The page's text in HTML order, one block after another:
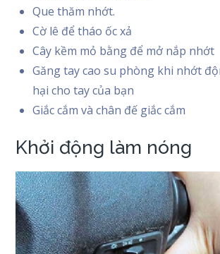
Que thăm nhớt.
Cờ lê để tháo ốc xả
Cây kềm mỏ bằng để mở nắp nhớt
Găng tay cao su phòng khi nhớt
hại cho tay của bạn
Giắc cắm và chân đế giắc cắm
Khởi động làm nóng